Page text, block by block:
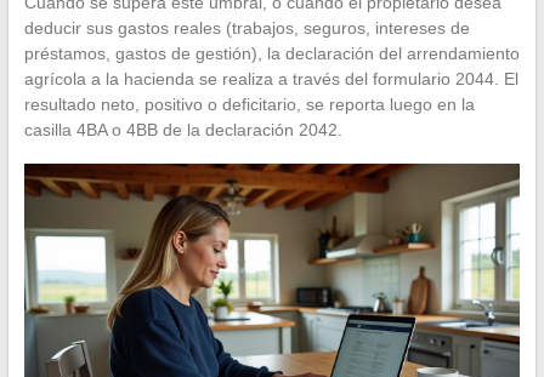
deducir sus gastos reales (trabajos, seguros, intereses de
préstamos, gastos de gestión), la declaración del arrendamiento
agrícola a la hacienda se realiza a través del formulario 2044. El
resultado neto, positivo o deficitario, se reporta luego en la
casilla 4BA o 4BB de la declaración 2042.